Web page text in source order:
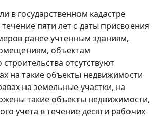
в государственном кадастре
пяти лет с даты присвоения
ранее учтенным зданиям,
объектам
отсутствуют
на такие объекты недвижимости
на земельные участки, на
такие объекты недвижимости,
учета в течение десяти рабочих